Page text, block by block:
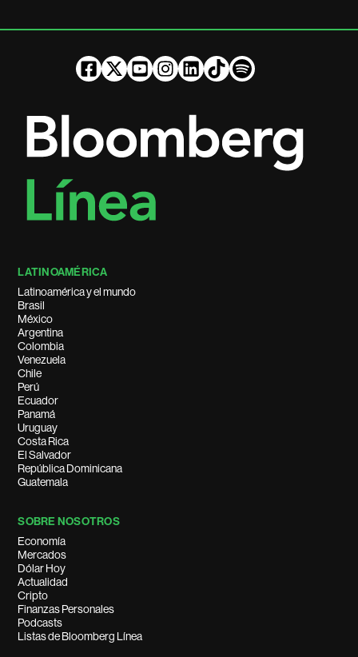
LATINOAMÉRICA
Latinoamérica y el mundo
Brasil
México
Argentina
Colombia
Venezuela
Chile
Perú
Ecuador
Panamá
Uruguay
Costa Rica
El Salvador
República Dominicana
Guatemala
SOBRE NOSOTROS
Economía
Mercados
Dólar Hoy
Actualidad
Cripto
Finanzas Personales
Podcasts
Listas de Bloomberg Línea